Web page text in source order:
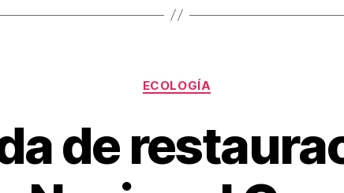
Categorías
ECOLOGÍA
de